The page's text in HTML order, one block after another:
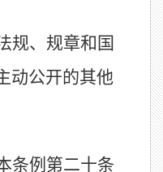
规、规章和国
动公开的其他
条例第二十条